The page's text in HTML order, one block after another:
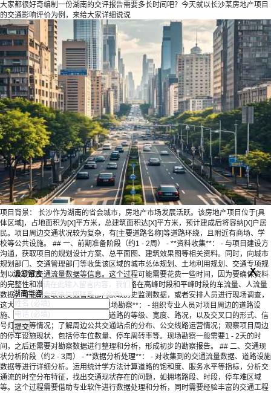
大家都很好奇编制一份湖南的交评报告需要多长时间吧？今天就以长沙某房地产项目
的交通影响评价为例，来给大家详细说说
项目背景： 长沙作为湖南的省会城市，房地产市场发展活跃。该房地产项目位于[具
体区域]，占地面积为[X]平方米，总建筑面积达[X]平方米，预计建成后将容纳[X]户居
民。项目周边交通状况较为复杂，有[主要道路名称]等道路环绕，且附近有商场、学
校等公共设施。 ## 一、前期准备阶段（约1 - 2周） - **资料收集**： - 与项目建设方
沟通，获取项目的规划设计方案、总平面图、建筑效果图等相关资料。同时，向城市
规划部门、交通管理部门等收集该区域的城市总体规划、土地利用规划、交通专项规
划以及现状交通流量数据等信息。这个过程可能需要花费一些时间，因为要确保资料
的完整性和准确性。 - 例如，收集周边道路在高峰时段和平峰时段的车流量、人流量
数据，可能需要联系交通管理部门获取历史监测数据，或者安排人员进行现场调查，
这大概需要1周左右的时间。 - **现场勘察**： - 组织专业人员对项目周边的道路设
施、交通状况进行实地勘察。查看道路的等级、宽度、路况，以及交叉口的形式、信
号灯设置等情况；了解周边公共交通站点的分布、公交线路运营情况；观察项目周边
的停车设施现状，包括停车位数量、停车周转率等。现场勘察一般需要1 - 2天的时
间，之后还需要对勘察数据进行整理和分析，形成初步的勘察报告。 ## 二、交通现
状分析阶段（约2 - 3周） - **数据分析处理**： - 对收集到的交通流量数据、道路设施
数据等进行详细分析。运用统计学方法计算道路的饱和度、服务水平等指标，分析交
通流的时空分布特征，找出交通现状存在的问题，如拥堵路段、时段，停车难区域
等。这个过程需要借助专业软件进行数据处理和分析，同时需要经验丰富的交通工程
请您留言 x
湖南华咨